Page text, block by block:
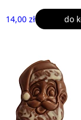
14,00 zł do